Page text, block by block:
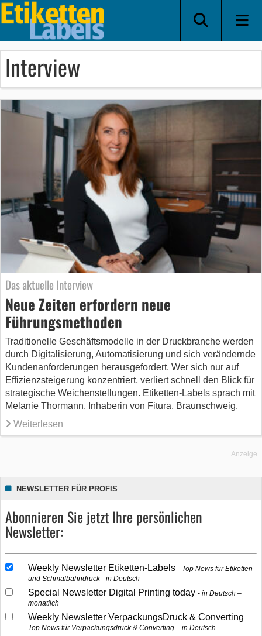
Interview
Das aktuelle Interview
Neue Zeiten erfordern neue
Führungsmethoden
Traditionelle Geschäftsmodelle in der Druckbranche werden
durch Digitalisierung, Automatisierung und sich verändernde
Kundenanforderungen herausgefordert. Wer sich nur auf
Effizienzsteigerung konzentriert, verliert schnell den Blick für
strategische Weichenstellungen. Etiketten-Labels sprach mit
Melanie Thormann, Inhaberin von Fitura, Braunschweig.
Weiterlesen
Anzeige
NEWSLETTER FÜR PROFIS
Abonnieren Sie jetzt Ihre persönlichen
Newsletter:
Weekly Newsletter Etiketten-Labels
Top News für Etiketten-
und Schmalbahndruck - in Deutsch
Special Newsletter Digital Printing today
in Deutsch –
monatlich
Weekly Newsletter VerpackungsDruck & Converting
Top News für Verpackungsdruck & Converting – in Deutsch